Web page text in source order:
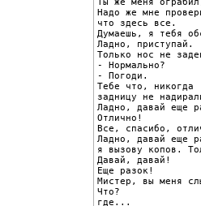
Надо же мне
что здесь все.
Думаешь, я тебя
Ладно, приступай.
Только нос не
- Нормально?
- Погоди.
Тебе что, никогда
задницу не
Ладно, давай еще
Отлично!
Все, спасибо,
Ладно, давай еще
я вызову копов.
Давай, давай!
Еще разок!
Мистер, вы меня
Что?
где...